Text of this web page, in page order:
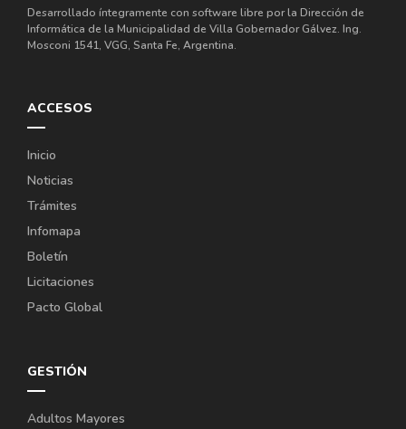
Desarrollado íntegramente con software libre por la Dirección de
Informática de la Municipalidad de Villa Gobernador Gálvez. Ing.
Mosconi 1541, VGG, Santa Fe, Argentina.
ACCESOS
Inicio
Noticias
Trámites
Infomapa
Boletín
Licitaciones
Pacto Global
GESTIÓN
Adultos Mayores